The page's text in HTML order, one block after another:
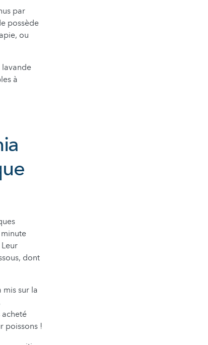
par
possède
ou
lavande
à
dont
mis sur la
poissons !